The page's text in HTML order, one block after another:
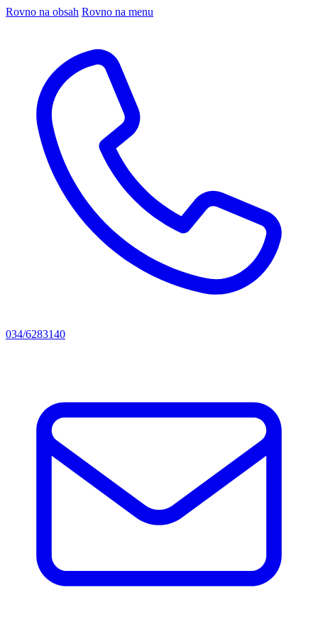
Rovno na obsah Rovno na menu
034/6283140